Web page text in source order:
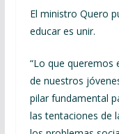
El ministro Quero
educar es unir.
“Lo que queremos
de nuestros
pilar fundamental
las tentaciones de